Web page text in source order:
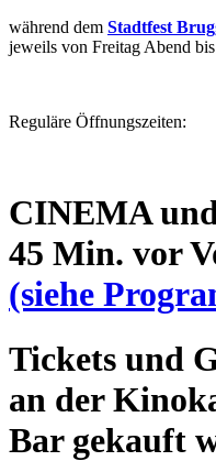
während dem Stadtfest
jeweils von Freitag Abend
Reguläre Öffnungszeiten:
CINEMA
45 Min. vor
(siehe
Tickets und
an der
Bar gekauft